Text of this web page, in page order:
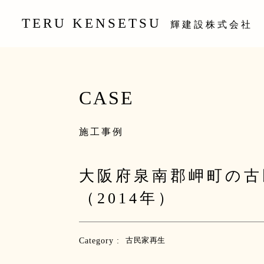
TERU KENSETSU 輝建設株式会社
CASE
施工事例
大阪府泉南郡岬町の
（2014年）
Category : 古民家再生